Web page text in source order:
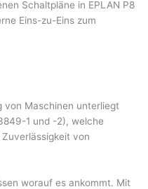
Schaltpläne in EPLAN P8
Eins-zu-Eins zum
von Maschinen unterliegt
1 und -2), welche
von
worauf es ankommt. Mit